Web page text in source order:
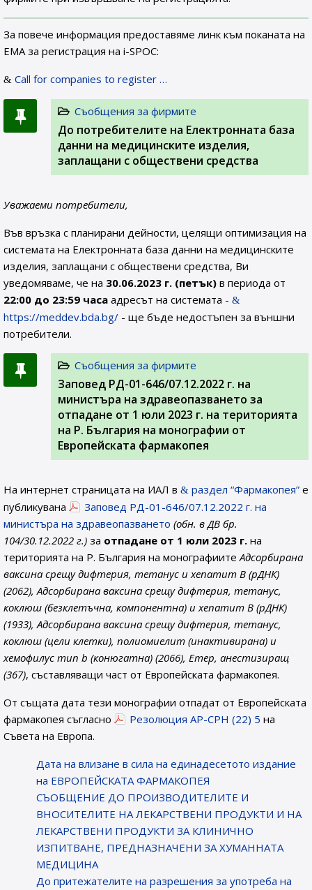
За повече информация предоставяме линк към поканата на
ЕМА за регистрация на i-SPOC:
Call for companies to register …
Съобщения за фирмите
До потребителите на Електронната база
данни на медицинските изделия,
заплащани с обществени средства
Уважаеми потребители,
Във връзка с планирани дейности, целящи оптимизация на
системата на Електронната база данни на медицинските
изделия, заплащани с обществени средства, Ви
уведомяваме, че на 30.06.2023 г. (петък) в периода от
22:00 до 23:59 часа адресът на системата -
https://meddev.bda.bg/ - ще бъде недостъпен за външни
потребители.
Съобщения за фирмите
Заповед РД-01-646/07.12.2022 г. на
министъра на здравеопазването за
отпадане от 1 юли 2023 г. на територията
на Р. България на монографии от
Европейската фармакопея
На интернет страницата на ИАЛ в раздел “Фармакопея” е
публикувана
Заповед РД-01-646/07.12.2022 г. на
министъра на здравеопазването (обн. в ДВ бр.
104/30.12.2022 г.) за отпадане от 1 юли 2023 г. на
територията на Р. България на монографиитеАдсорбирана
ваксина срещу дифтерия, тетанус и хепатит B (рДНК)
(2062), Адсорбирана ваксина срещу дифтерия, тетанус,
коклюш (безклетъчна, компонентна) и хепатит B (рДНК)
(1933), Адсорбирана ваксина срещу дифтерия, тетанус,
коклюш (цели клетки), полиомиелит (инактивирана) и
хемофилус тип b (конюгатна) (2066), Етер, анестизиращ
(367), съставляващи част от Европейската фармакопея.
От същата дата тези монографии отпадат от Европейската
фармакопея съгласно
Резолюция AP-CPH (22) 5 на
Съвета на Европа.
Датa на влизане в сила на единадесетото издание
на ЕВРОПЕЙСКАТА ФАРМАКОПЕЯ
СЪОБЩЕНИЕ ДО ПРОИЗВОДИТЕЛИТЕ И
ВНОСИТЕЛИТЕ НА ЛЕКАРСТВЕНИ ПРОДУКТИ И НА
ЛЕКАРСТВЕНИ ПРОДУКТИ ЗА КЛИНИЧНО
ИЗПИТВАНЕ, ПРЕДНАЗНАЧЕНИ ЗА ХУМАННАТА
МЕДИЦИНА
До притежателите на разрешения за употреба на